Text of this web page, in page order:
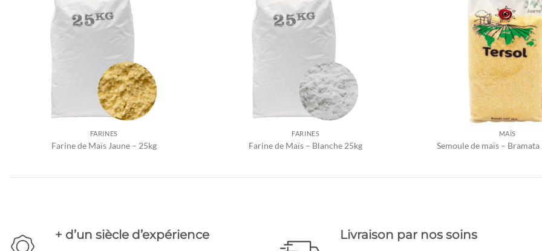
FARINES
Farine de Maïs Jaune – 25kg
FARINES
Farine de Maïs – Blanche 25kg
MAÏS
Semoule de maïs –
+ d’un siècle d’expérience Livraison par nos soins